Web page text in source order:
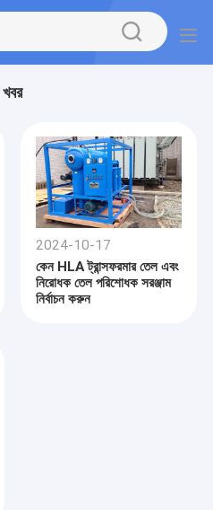
খবর
2024-10-17
কেন HLA ট্রান্সফরমার তেল এবং
নিরোধক তেল পরিশোধক সরঞ্জাম
নির্বাচন করুন